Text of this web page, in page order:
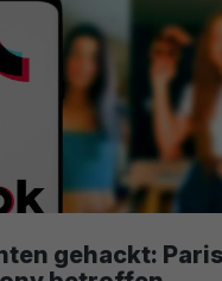
gehackt: